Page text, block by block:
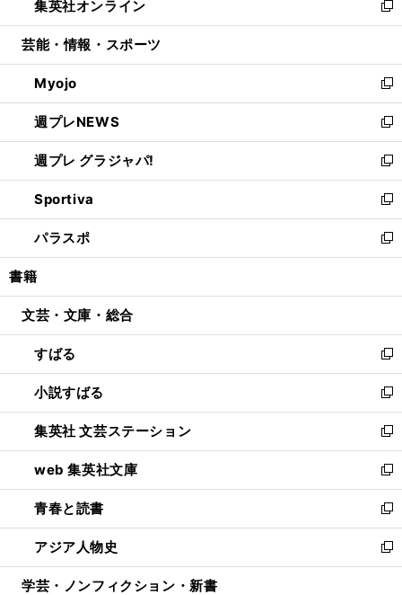
く
で
開
ド
ウ
開
く
ィ
ン
ウ
で
開
く
い
ウ
ン
ド
ウ
で
開
く
集英社オンライン
新
し
ウ
ィ
ン
ド
ウ
で
開
く
芸能・情報・スポーツ
Myojo
新
し
い
ウ
ィ
ン
ド
ウ
で
開
週プレNEWS
新
し
い
ウ
ィ
ン
ド
ウ
開
週プレ グラジャパ!
新
し
い
ウ
ィ
ン
ウ
開
く
Sportiva
新
し
い
ウ
ン
ウ
で
開
く
パラスポ
新
し
ウ
ン
ド
ウ
で
開
く
書籍
文芸・文庫・総合
すばる
新
し
い
ウ
ィ
ン
ド
ウ
で
開
く
小説すばる
新
し
い
ウ
ィ
ン
ド
ウ
で
開
集英社 文芸ステーション
新
し
い
ウ
ィ
ン
ド
ウ
web 集英社文庫
新
し
い
ウ
ィ
ン
青春と読書
新
し
い
ウ
アジア人物史
新
し
学芸・ノンフィクション・新書